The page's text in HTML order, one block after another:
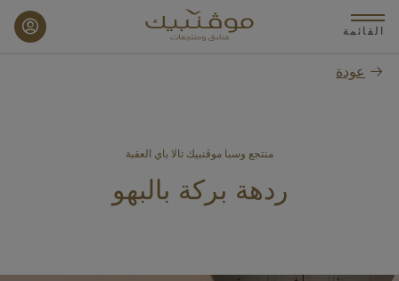
القائمة
عودة
منتجع وسبا موڤنبيك تالا باي العقبة
ردهة بركة بالبهو